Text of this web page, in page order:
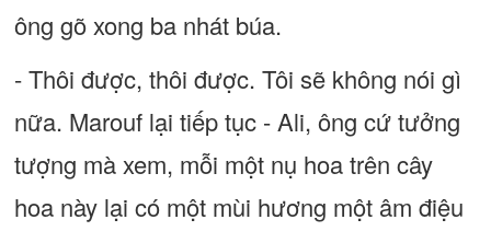
ông gõ xong ba nhát búa.
- Thôi được, thôi được. Tôi sẽ không nói gì
nữa. Marouf lại tiếp tục - Ali, ông cứ tưởng
tượng mà xem, mỗi một nụ hoa trên cây
hoa này lại có một mùi hương một âm điệu